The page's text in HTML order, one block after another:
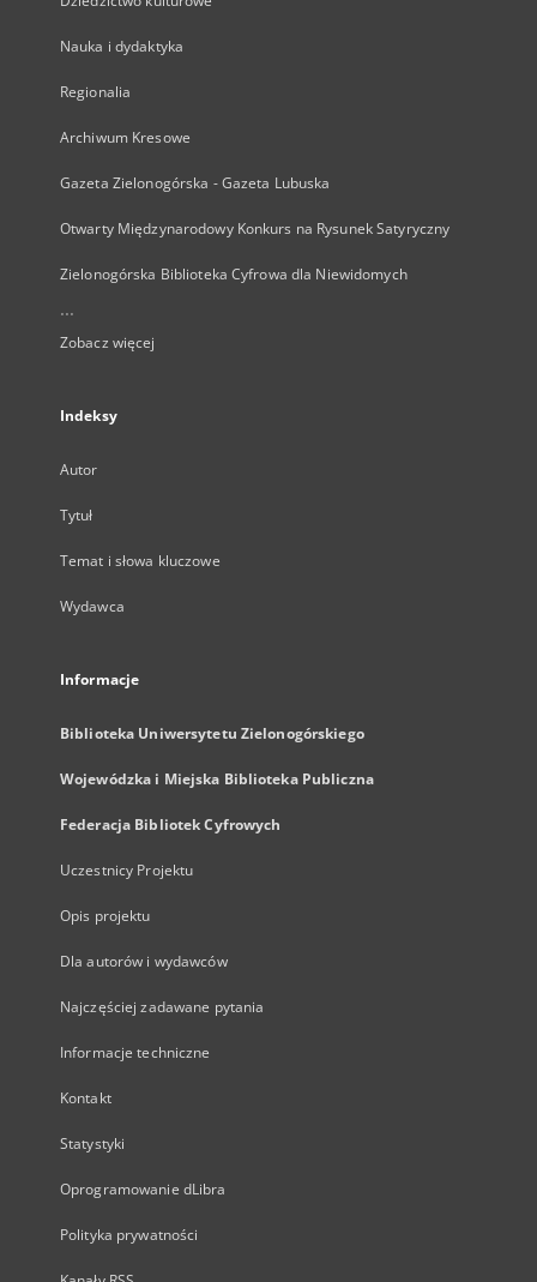
Nauka i dydaktyka
Regionalia
Archiwum Kresowe
Gazeta Zielonogórska - Gazeta Lubuska
Otwarty Międzynarodowy Konkurs na Rysunek Satyryczny
Zielonogórska Biblioteka Cyfrowa dla Niewidomych
...
Zobacz więcej
Indeksy
Autor
Tytuł
Temat i słowa kluczowe
Wydawca
Informacje
Biblioteka Uniwersytetu Zielonogórskiego
Wojewódzka i Miejska Biblioteka Publiczna
Federacja Bibliotek Cyfrowych
Uczestnicy Projektu
Opis projektu
Dla autorów i wydawców
Najczęściej zadawane pytania
Informacje techniczne
Kontakt
Statystyki
Oprogramowanie dLibra
Polityka prywatności